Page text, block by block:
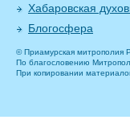
Хабаровская
Блогосфера
© Приамурская митрополия
По благословению
При копировании